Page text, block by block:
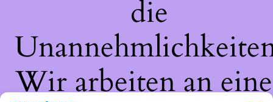
die
Wir arbeiten an